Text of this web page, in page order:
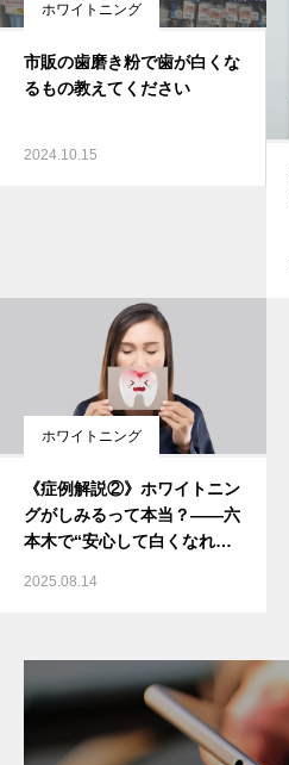
ホワイトニング
市販の歯磨き粉で歯が白くな
るもの教えてください
2024.10.15
ホワイトニング
《症例解説②》ホワイトニン
グがしみるって本当？——六
本木で“安心して白くなれ
2025.08.14